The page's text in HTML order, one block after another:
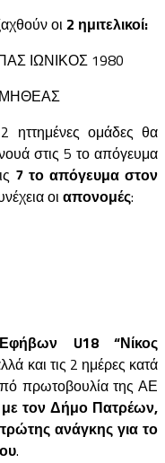
οι 2 ημιτελικοί:
ΙΩΝΙΚΟΣ 1980
ηττημένες ομάδες θα
στις 5 το απόγευμα
7 το απόγευμα στον
οι απονομές:
U18 “Νίκος
και τις 2 ημέρες κατά
πρωτοβουλία της ΑΕ
τον Δήμο Πατρέων,
ανάγκης για το
.